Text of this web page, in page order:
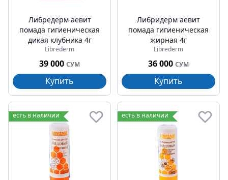
Либредерм аевит
помада гигиеническая
дикая клубника 4г
Librederm
39 000 СУМ
Купить
Либридерм аевит
помада гигиеническая
жирная 4г
Librederm
36 000 СУМ
Купить
есть в наличии есть в наличии